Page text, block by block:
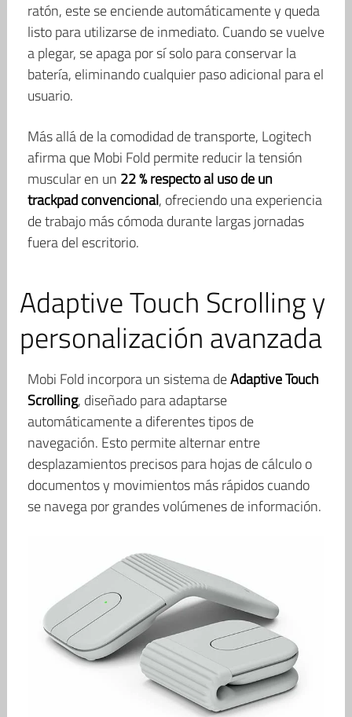
ratón, este se enciende automáticamente y queda
listo para utilizarse de inmediato. Cuando se vuelve
a plegar, se apaga por sí solo para conservar la
batería, eliminando cualquier paso adicional para el
usuario.
Más allá de la comodidad de transporte, Logitech
afirma que Mobi Fold permite reducir la tensión
muscular en un 22 % respecto al uso de un
trackpad convencional, ofreciendo una experiencia
de trabajo más cómoda durante largas jornadas
fuera del escritorio.
Adaptive Touch Scrolling y
personalización avanzada
Mobi Fold incorpora un sistema deAdaptive Touch
Scrolling, diseñado para adaptarse
automáticamente a diferentes tipos de
navegación. Esto permite alternar entre
desplazamientos precisos para hojas de cálculo o
documentos y movimientos más rápidos cuando
se navega por grandes volúmenes de información.